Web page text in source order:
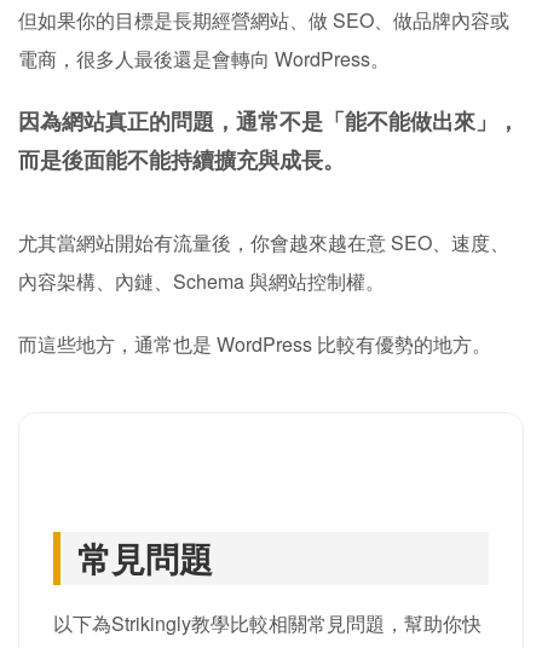
如果你還在比較不同平台，其實也可以一起研究Webnode
架站比較或Dreamweaver替代工具分析
出不同架站工具的差異。
Strikingly評價總結：適合快
速架站，但不一定適合長期
SEO經營
但如果你的目標是長期經營網站、做 SEO、做品牌內容或
電商，很多人最後還是會轉向 WordPress。
因為網站真正的問題，通常不是「能不能做出來」，